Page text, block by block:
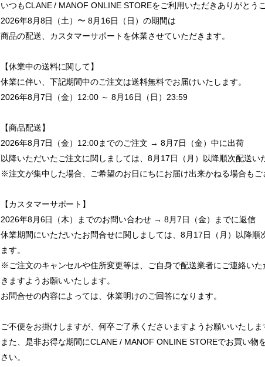
いつもCLANE / MANOF ONLINE STOREをご利用いただきありがとう
2026年8月8日（土）〜 8月16日（日）の期間は
商品の配送、カスタマーサポートを休業させていただきます。
【休業中の送料に関して】
休業に伴い、下記期間中のご注文は送料無料でお届けいたします。
2026年8月7日（金）12:00 ～ 8月16日（日）23:59
【商品配送】
2026年8月7日（金）12:00までのご注文 → 8月7日（金）中に出荷
以降いただいたご注文に関しましては、8月17日（月）以降順次配送い
※注文が集中した場合、ご希望のお日にちにお届け出来かねる場合もご
【カスタマーサポート】
2026年8月6日（木）までのお問い合わせ → 8月7日（金）までに返信
休業期間にいただいたお問合せに関しましては、8月17日（月）以降順
ます。
※ご注文のキャンセルや住所変更等は、ご自身で配送業者にご連絡い
きますようお願いいたします。
お問合せの内容によっては、休業明けのご回答になります。
ご不便をお掛けしますが、何卒ご了承くださいますようお願いいたしま
また、是非お得な期間にCLANE / MANOF ONLINE STOREでお買い物
さい。